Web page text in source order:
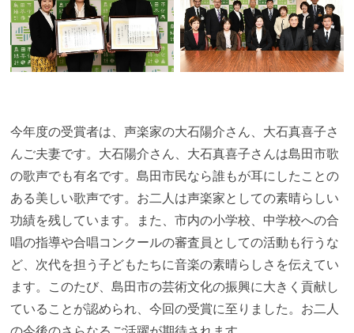
今年度の受賞者は、声楽家の大石陽介さん、大石真喜子さ
んご夫妻です。大石陽介さん、大石真喜子さんは島田市歌
の歌声でも有名です。島田市民なら誰もが耳にしたことの
ある美しい歌声です。お二人は声楽家としての素晴らしい
功績を残しています。また、市内の小学校、中学校への合
唱の指導や合唱コンクールの審査員としての活動も行うな
ど、次代を担う子どもたちに音楽の素晴らしさを伝えてい
ます。このたび、島田市の芸術文化の振興に大きく貢献し
ていることが認められ、今回の受賞に至りました。お二人